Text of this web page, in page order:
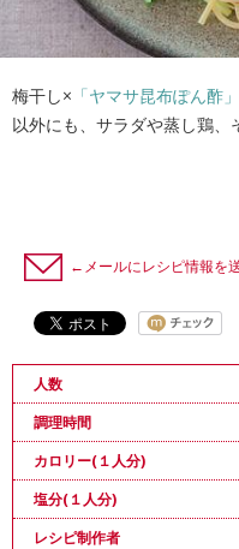
梅干し× 「ヤマサ昆布ぽん酢」
以外にも、サラダや蒸し鶏、
←メールにレシピ情報を
人数
調理時間
カロリー(１人分)
塩分(１人分)
レシピ制作者